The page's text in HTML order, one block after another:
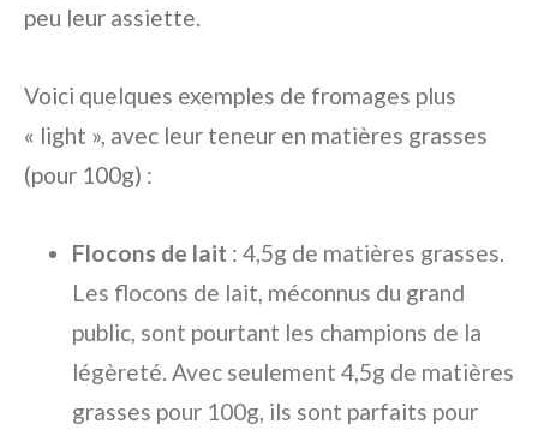
peu leur assiette.
Voici quelques exemples de fromages plus
« light », avec leur teneur en matières grasses
(pour 100g) :
Flocons de lait : 4,5g de matières grasses.
Les flocons de lait, méconnus du grand
public, sont pourtant les champions de la
légèreté. Avec seulement 4,5g de matières
grasses pour 100g, ils sont parfaits pour